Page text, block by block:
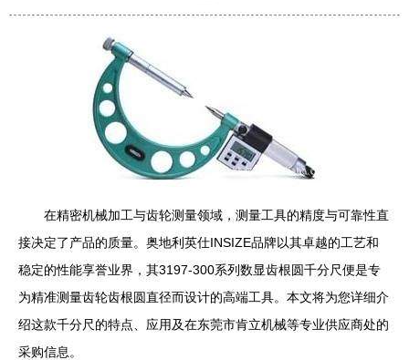
在精密机械加工与齿轮测量领域，测量工具的精度与可靠性直
接决定了产品的质量。奥地利英仕INSIZE品牌以其卓越的工艺和
稳定的性能享誉业界，其3197-300系列数显齿根圆千分尺便是专
为精准测量齿轮齿根圆直径而设计的高端工具。本文将为您详细介
绍这款千分尺的特点、应用及在东莞市肯立机械等专业供应商处的
采购信息。